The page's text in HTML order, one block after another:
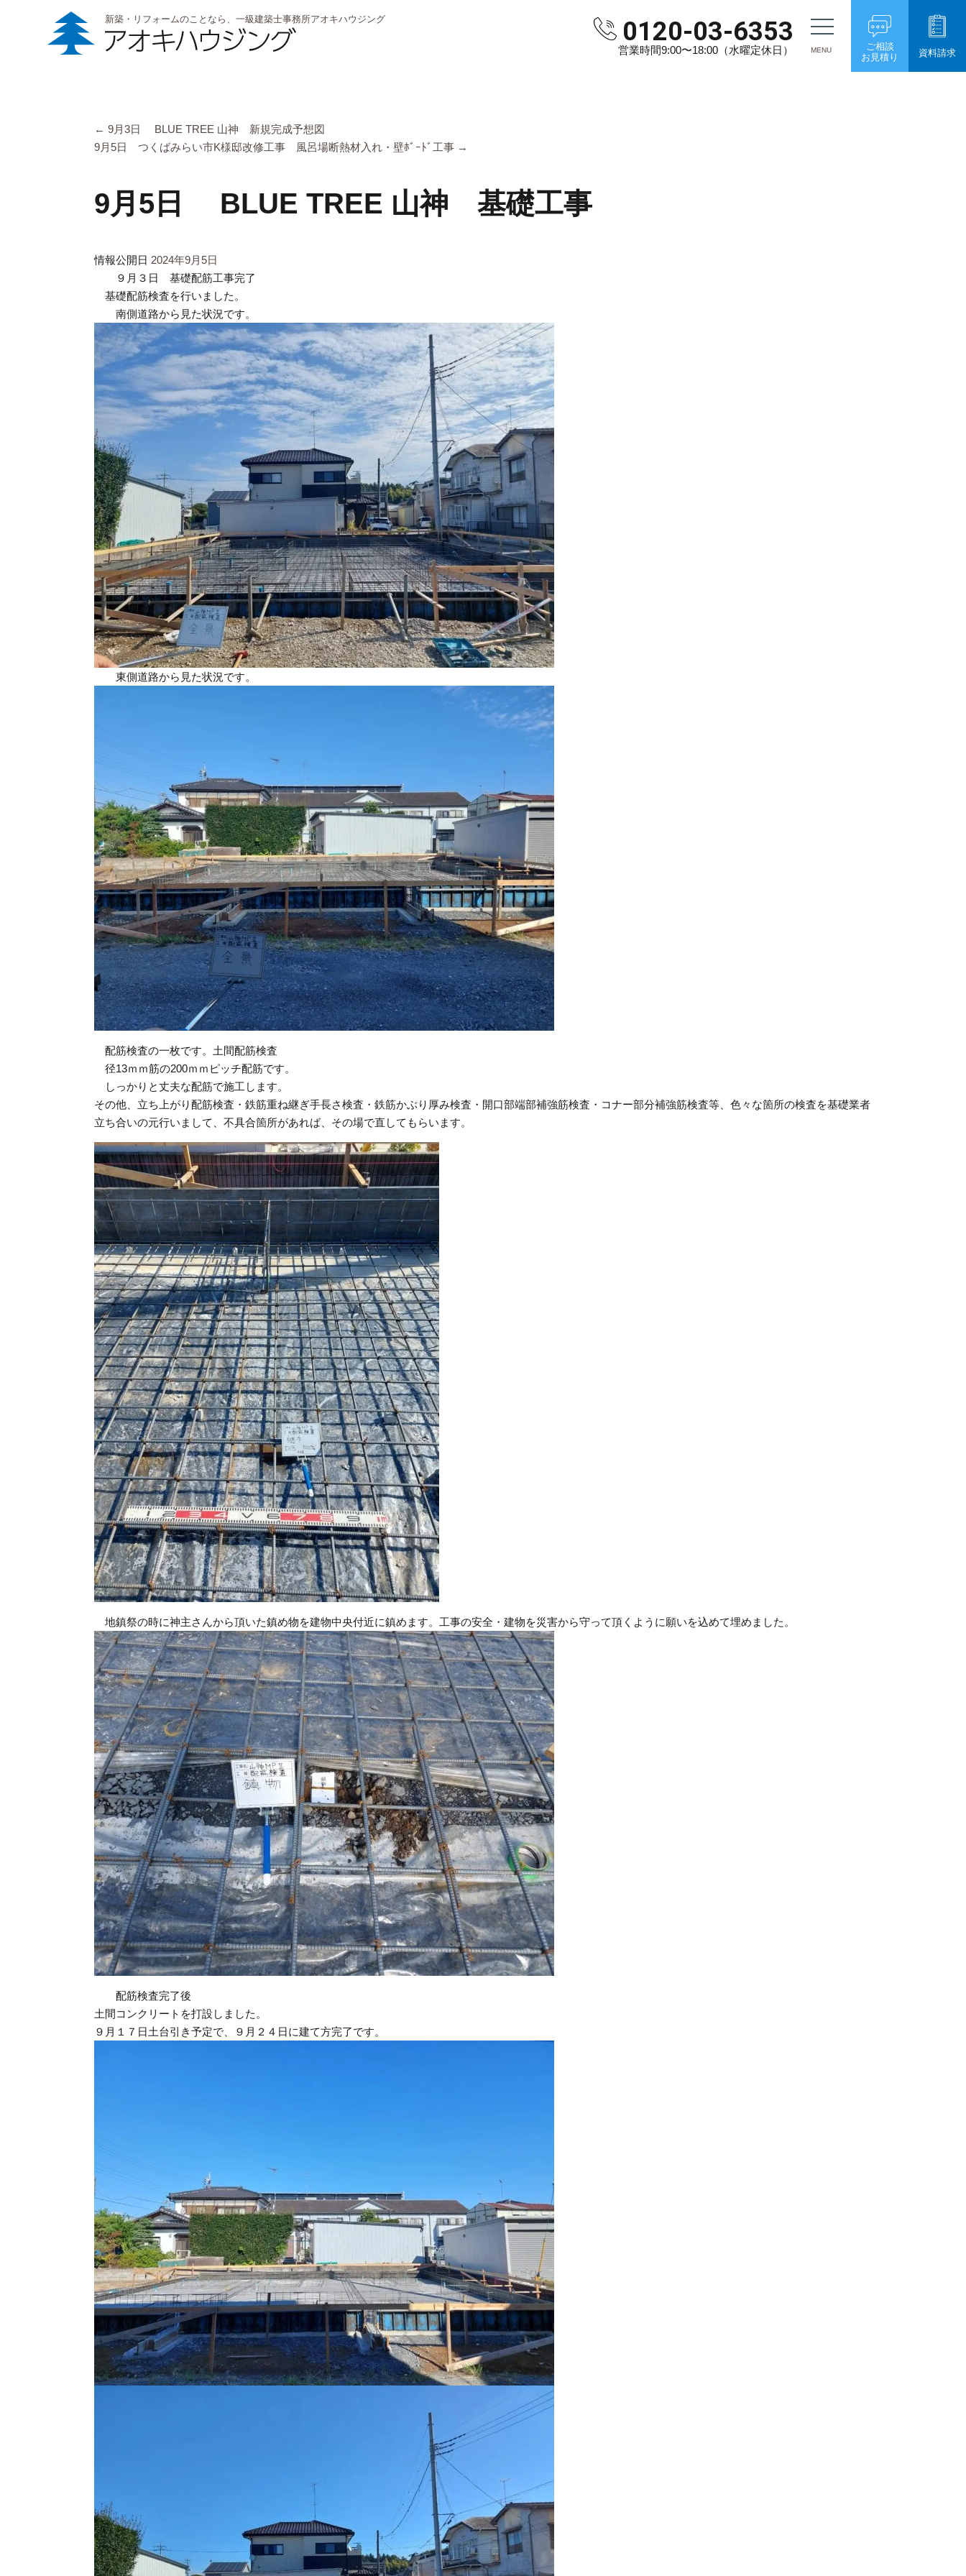
新築・リフォームのことなら、一級建築士事務所アオキハウジング
MENU
0120-03-6353
営業時間9:00〜18:00（水曜定休日）
ご相談
お見積り
資料請求
← 9月3日 BLUE TREE 山神 新規完成予想図
9月5日 つくばみらい市K様邸改修工事 風呂場断熱材入れ・壁ﾎﾞｰﾄﾞ工事 →
9月5日 BLUE TREE 山神 基礎工事
情報公開日 2024年9月5日
９月３日 基礎配筋工事完了
基礎配筋検査を行いました。
南側道路から見た状況です。
東側道路から見た状況です。
配筋検査の一枚です。土間配筋検査
径13ｍｍ筋の200ｍｍピッチ配筋です。
しっかりと丈夫な配筋で施工します。
その他、立ち上がり配筋検査・鉄筋重ね継ぎ手長さ検査・鉄筋かぶり厚み検査・開口部端部補強筋検査・コナー部分補強筋検査等、色々な箇所の検査を基礎業者
立ち合いの元行いまして、不具合箇所があれば、その場で直してもらいます。
地鎮祭の時に神主さんから頂いた鎮め物を建物中央付近に鎮めます。工事の安全・建物を災害から守って頂くように願いを込めて埋めました。
配筋検査完了後
土間コンクリートを打設しました。
９月１７日土台引き予定で、９月２４日に建て方完了です。